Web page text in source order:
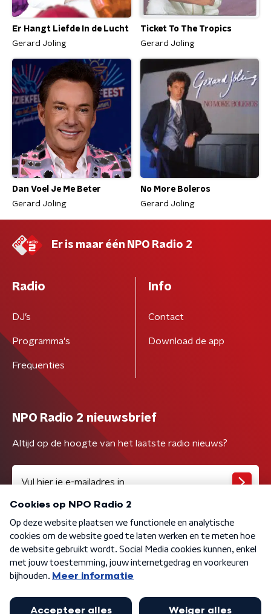
Er Hangt Liefde In de Lucht
Gerard Joling
Ticket To The Tropics
Gerard Joling
Dan Voel Je Me Beter
Gerard Joling
No More Boleros
Gerard Joling
Er is maar één NPO Radio 2
Radio
DJ’s
Programma's
Frequenties
Info
Contact
Download de app
NPO Radio 2 nieuwsbrief
Altijd op de hoogte van het laatste radio nieuws?
Algemene voorwaarden Privacybeleid